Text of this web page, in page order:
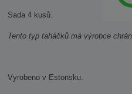
Sada 4 kusů.
Tento typ taháčků má výrobce
Vyrobeno v Estonsku.